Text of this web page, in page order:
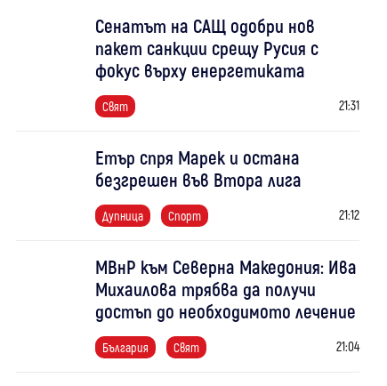
Сенатът на САЩ одобри нов
пакет санкции срещу Русия с
фокус върху енергетиката
Свят 21:31
Етър спря Марек и остана
безгрешен във Втора лига
Дупница Спорт 21:12
МВнР към Северна Македония: Ива
Михаилова трябва да получи
достъп до необходимото лечение
България Свят 21:04